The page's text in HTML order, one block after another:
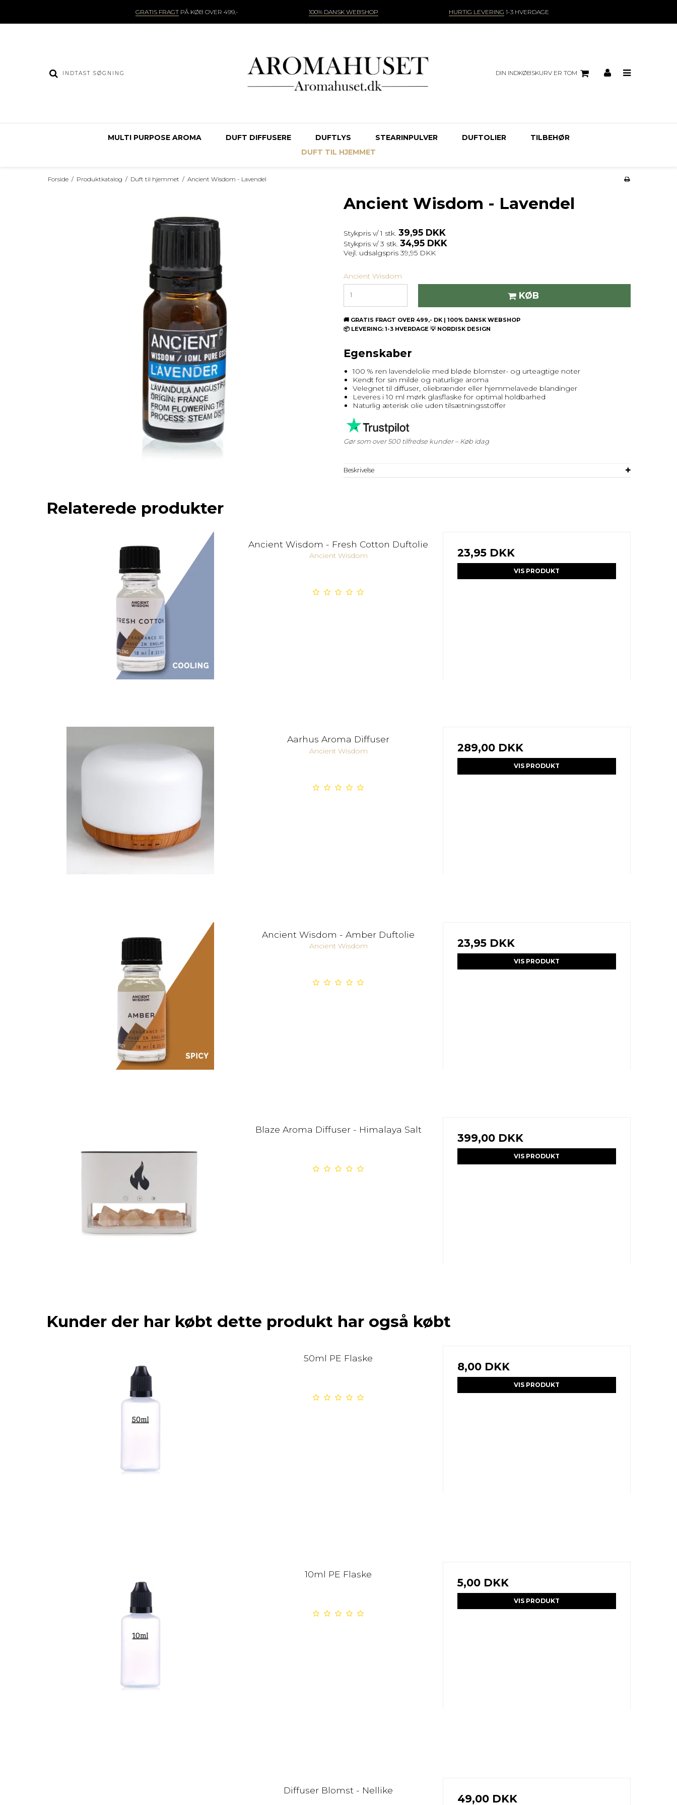
GRATIS FRAGTPÅ KØB OVER 499,- 100% DANSK WEBSHOP HURTIG LEVERING 1-3 HVERDAGE
DIN INDKØBSKURV ER TOM
MULTI PURPOSE AROMA DUFT DIFFUSERE DUFTLYS STEARINPULVER DUFTOLIER
TILBEHØR
DUFT TIL HJEMMET
Forside / Produktkatalog / Duft til hjemmet / Ancient Wisdom - Lavendel
Ancient Wisdom - Lavendel
Stykpris v/ 1 stk. 39,95 DKK
Stykpris v/ 3 stk. 34,95 DKK
Vejl. udsalgspris 39,95 DKK
Ancient Wisdom
KØB
🚚 GRATIS FRAGT OVER 499,- DK | 100% DANSK WEBSHOP
📦 LEVERING: 1-3 HVERDAGE 💡 NORDISK DESIGN
Egenskaber
100 % ren lavendelolie med bløde blomster- og urteagtige noter
Kendt for sin milde og naturlige aroma
Velegnet til diffuser, oliebrænder eller hjemmelavede blandinger
Leveres i 10 ml mørk glasflaske for optimal holdbarhed
Naturlig æterisk olie uden tilsætningsstoffer
Gør som over 500 tilfredse kunder – Køb idag
Beskrivelse
Relaterede produkter
Ancient Wisdom - Fresh Cotton Duftolie
Ancient Wisdom 23,95 DKK
VIS PRODUKT
Aarhus Aroma Diffuser
Ancient Wisdom 289,00 DKK
VIS PRODUKT
Ancient Wisdom - Amber Duftolie
Ancient Wisdom 23,95 DKK
VIS PRODUKT
Blaze Aroma Diffuser - Himalaya Salt
399,00 DKK
VIS PRODUKT
Kunder der har købt dette produkt har også købt
50ml PE Flaske
8,00 DKK
VIS PRODUKT
10ml PE Flaske
5,00 DKK
VIS PRODUKT
Diffuser Blomst - Nellike
49,00 DKK